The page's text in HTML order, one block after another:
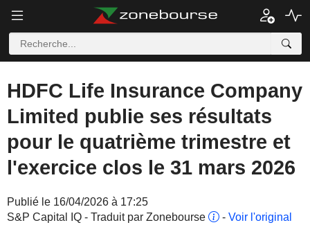
HDFC Life Insurance Company
Limited publie ses résultats
pour le quatrième trimestre et
l'exercice clos le 31 mars 2026
Publié le 16/04/2026 à 17:25
S&P Capital IQ - Traduit par Zonebourse
- Voir l'original